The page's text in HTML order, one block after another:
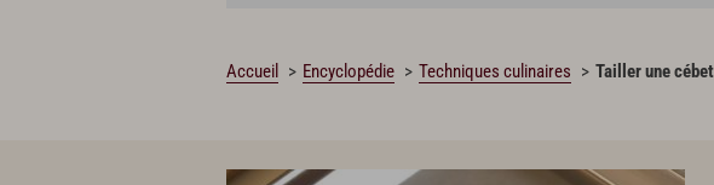
Accueil Encyclopédie Techniques culinaires Tailler une